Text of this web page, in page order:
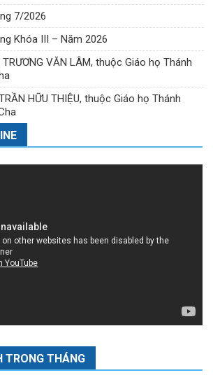
7/2026
Khóa III – Năm 2026
TRƯƠNG VĂN LÂM, thuộc Giáo họ Thánh
HỮU THIỆU, thuộc Giáo họ Thánh
TRONG THÁNG